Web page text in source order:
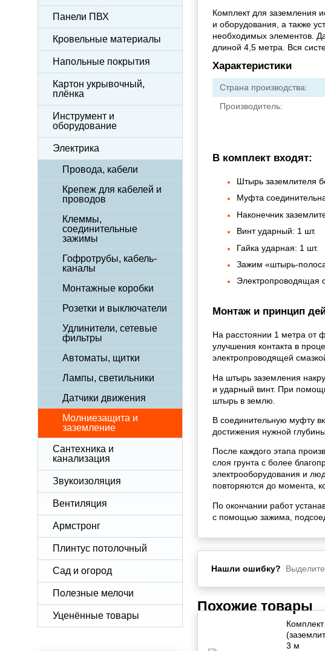
Панели ПВХ
Кровельные материалы
Напольные покрытия
Картон укрывочный,
плёнка
Инструмент и
оборудование
Электрика
Провода, кабели
Крепеж для кабелей и
проводов
Клеммы,
соединительные
зажимы
Гофротрубы, кабель-
каналы
Монтажные коробки
Розетки и выключатели
Удлинители, сетевые
фильтры
Автоматы, щитки
Лампы, светильники
Датчики движения
Молниезащита и
заземление
Сантехника и
канализация
Звукоизоляция
Вентиляция
Армстронг
Плинтус потолочный
Сад и огород
Полезные мелочи
Уценённые товары
Комплект для заземления
и оборудования, а также
необходимых элементов.
длиной 4,5 метра. Вся
Характеристики
Страна производства:
Производитель:
В комплект входят:
Штырь заземлителя
Муфта
Наконечник
Винт ударный: 1 шт.
Гайка ударная: 1 шт.
Зажим «штырь-
Электропроводящая
Монтаж и принцип
На расстоянии 1 метра от
улучшения контакта в
электропроводящей
На штырь заземления
и ударный винт. При
штырь в землю.
В соединительную муфту
достижения нужной
После каждого этапа
слоя грунта с более
электрооборудования и
повторяются до момента,
По окончании работ
с помощью зажима,
Нашли ошибку?
Похожие товары
3 м